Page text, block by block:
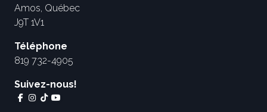
Amos, Québec
J9T 1V1
Téléphone
819 732-4905
Suivez-nous!